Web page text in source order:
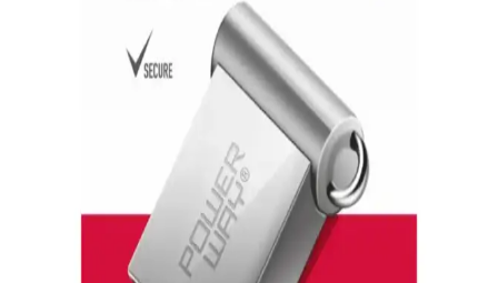
Yüksek Kapasiteli USB Bellekler: Güvenilir ve
Pratik Veri Saklama Çözümleri
Yüksek kapasiteli USB bellekler, büyük dosyaları güvenli ve hızlı
bir şekilde taşımak ve yedeklemek için ideal çözümler sunar, çeşitli
modellerle ihtiyaçlara uygun seçenekler mevcuttur.
128GB Lexar USB 3.0 Flash Bellekler: Yüksek
Kapasite ve Güvenilir Performans
128GB Lexar USB 3.0 flash bellekler, yüksek hız ve güvenlik
özellikleriyle büyük dosyaları hızlıca aktarır, taşınabilirlik sağlar ve
veri güvenliğine önem verir.